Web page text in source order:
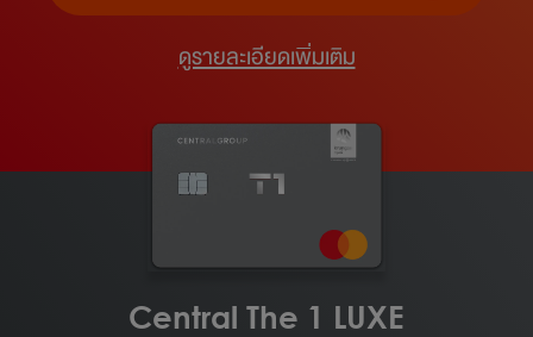
ดูรายละเอียดเพิ่มเติม
Central The 1 LUXE